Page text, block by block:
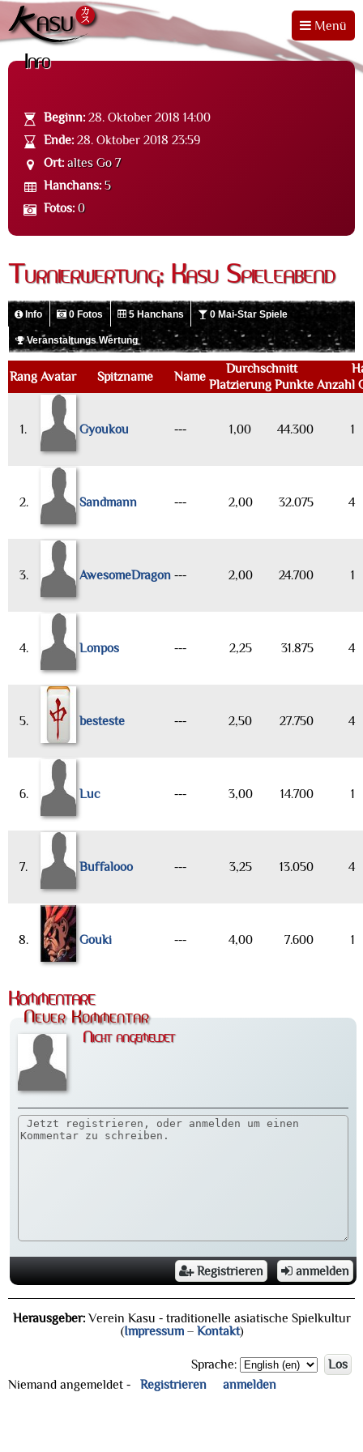
Menü
Info
Beginn: 28. Oktober 2018 14:00
Ende: 28. Oktober 2018 23:59
Ort: altes Go 7
Hanchans: 5
Fotos: 0
Turnierwertung: Kasu Spieleabend
Info 0 Fotos 5 Hanchans 0 Mai-Star Spiele
Veranstaltungs Wertung
Rang Avatar Spitzname Name
Durchschnitt
Platzierung Punkte Anzahl
1. Gyoukou --- 1,00 44.300 1
2. Sandmann --- 2,00 32.075 4
3. AwesomeDragon --- 2,00 24.700 1
4. Lonpos --- 2,25 31.875 4
5. besteste --- 2,50 27.750 4
6. Luc --- 3,00 14.700 1
7. Buffalooo --- 3,25 13.050 4
8. Gouki --- 4,00 7.600 1
Kommentare
Neuer Kommentar
Nicht angemeldet
Registrieren anmelden
Herausgeber:Verein Kasu - traditionelle asiatische Spielkultur
(Impressum– Kontakt)
Sprache:
Los
Niemand angemeldet -
Registrieren anmelden